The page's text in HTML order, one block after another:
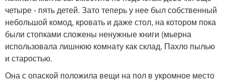
четыре - пять детей. Зато теперь у нее был собственный
небольшой комод, кровать и даже стол, на котором пока
были стопками сложены ненужные книги (мьерна
использовала лишнюю комнату как склад. Пахло пылью
и старостью.
Она с опаской положила вещи на пол в укромное место